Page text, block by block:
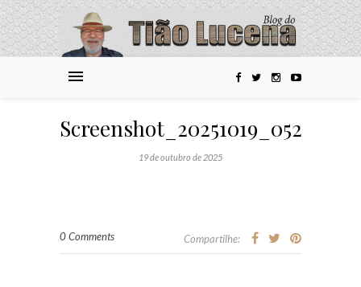
19 de outubro de 2025
0 Comments Compartilhe: